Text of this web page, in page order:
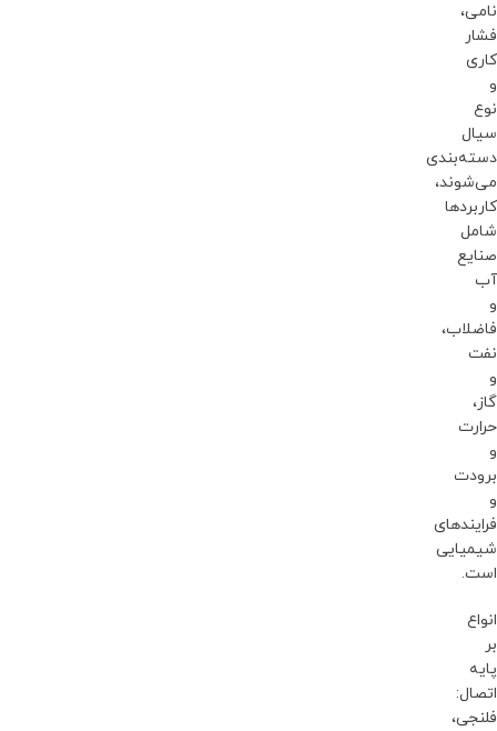
نامی،
فشار
کاری
و
نوع
سیال
دسته‌بندی
می‌شوند،
کاربردها
شامل
صنایع
آب
و
فاضلاب،
نفت
و
گاز،
حرارت
و
برودت
و
فرایندهای
شیمیایی
است.
انواع
بر
پایه
اتصال:
فلنجی،